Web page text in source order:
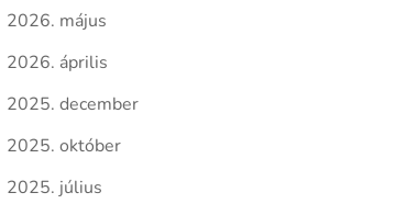
2026. május
2026. április
2025. december
2025. október
2025. július